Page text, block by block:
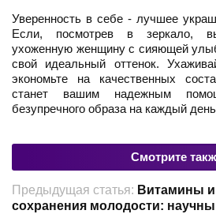
Уверенность в себе - лучшее
Если, посмотрев в зеркало,
ухоженную женщину с сияющей
свой идеальный оттенок.
экономьте на качественных
станет вашим надежным
безупречного образа на каждый
Смотрите
Предыдущая статья: Витамины
сохранения молодости: